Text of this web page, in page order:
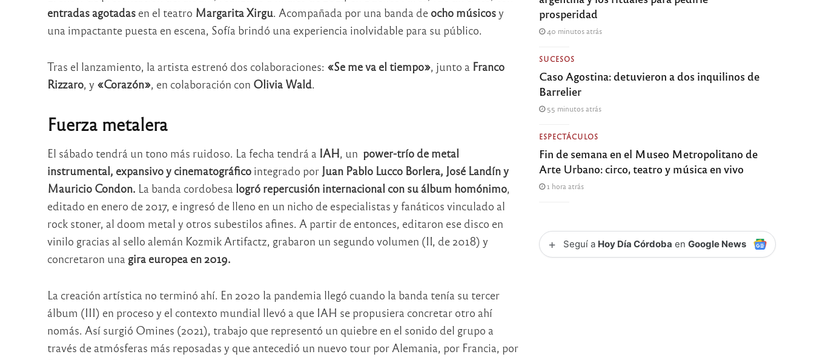
entradas agotadas en el teatro Margarita Xirgu. Acompañada por una banda de ocho músicosy
una impactante puesta en escena, Sofía brindó una experiencia inolvidable para su público.
Tras el lanzamiento, la artista estrenó dos colaboraciones: «Se me va el tiempo», junto a Franco
Rizzaro, y «Corazón», en colaboración con Olivia Wald.
Fuerza metalera
El sábado tendrá un tono más ruidoso. La fecha tendrá a IAH, un power-trío de metal
instrumental, expansivo y cinematográficointegrado por Juan Pablo Lucco Borlera, José Landín y
Mauricio Condon. La banda cordobesa logró repercusión internacional con su álbum homónimo,
editado en enero de 2017, e ingresó de lleno en un nicho de especialistas y fanáticos vinculado al
rock stoner, al doom metal y otros subestilos afines. A partir de entonces, editaron ese disco en
vinilo gracias al sello alemán Kozmik Artifactz, grabaron un segundo volumen (II, de 2018) y
concretaron una gira europea en 2019.
La creación artística no terminó ahí. En 2020 la pandemia llegó cuando la banda tenía su tercer
álbum (III) en proceso y el contexto mundial llevó a que IAH se propusiera concretar otro ahí
nomás. Así surgió Omines (2021), trabajo que representó un quiebre en el sonido del grupo a
través de atmósferas más reposadas y que antecedió un nuevo tour por Alemania, por Francia, por
prosperidad
40 minutos atrás
SUCESOS
Caso Agostina: detuvieron a dos inquilinos de
Barrelier
55 minutos atrás
ESPECTÁCULOS
Fin de semana en el Museo Metropolitano de
Arte Urbano: circo, teatro y música en vivo
1 hora atrás
+ Seguí a Hoy Día Córdoba enGoogle News